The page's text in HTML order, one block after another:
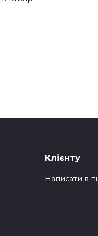
Клієнту
Написати в